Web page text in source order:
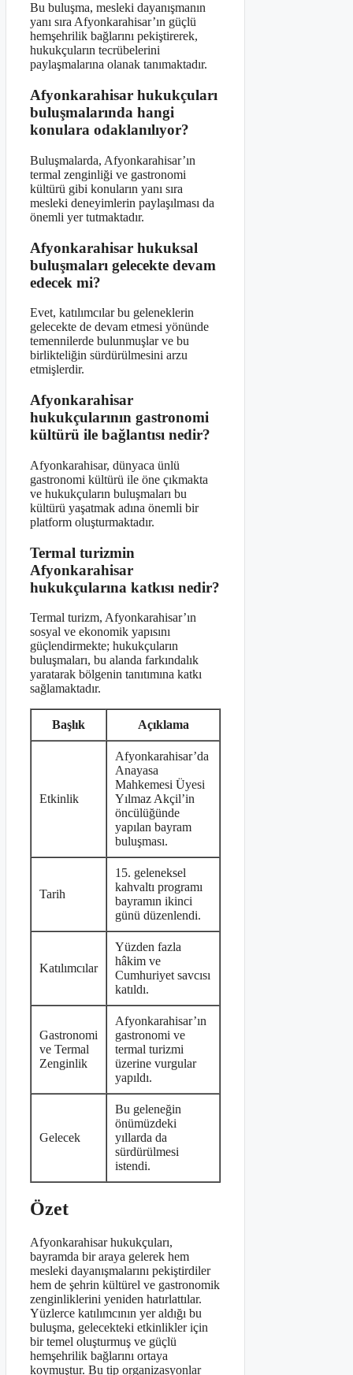
Bu buluşma, mesleki dayanışmanın
yanı sıra Afyonkarahisar’ın güçlü
hemşehrilik bağlarını pekiştirerek,
hukukçuların tecrübelerini
paylaşmalarına olanak tanımaktadır.
Afyonkarahisar hukukçuları
buluşmalarında hangi
konulara odaklanılıyor?
Buluşmalarda, Afyonkarahisar’ın
termal zenginliği ve gastronomi
kültürü gibi konuların yanı sıra
mesleki deneyimlerin paylaşılması da
önemli yer tutmaktadır.
Afyonkarahisar hukuksal
buluşmaları gelecekte devam
edecek mi?
Evet, katılımcılar bu geleneklerin
gelecekte de devam etmesi yönünde
temennilerde bulunmuşlar ve bu
birlikteliğin sürdürülmesini arzu
etmişlerdir.
Afyonkarahisar
hukukçularının gastronomi
kültürü ile bağlantısı nedir?
Afyonkarahisar, dünyaca ünlü
gastronomi kültürü ile öne çıkmakta
ve hukukçuların buluşmaları bu
kültürü yaşatmak adına önemli bir
platform oluşturmaktadır.
Termal turizmin
Afyonkarahisar
hukukçularına katkısı nedir?
Termal turizm, Afyonkarahisar’ın
sosyal ve ekonomik yapısını
güçlendirmekte; hukukçuların
buluşmaları, bu alanda farkındalık
yaratarak bölgenin tanıtımına katkı
sağlamaktadır.
Başlık Açıklama
Etkinlik
Afyonkarahisar’da
Anayasa
Mahkemesi Üyesi
Yılmaz Akçil’in
öncülüğünde
yapılan bayram
buluşması.
Tarih
15. geleneksel
kahvaltı programı
bayramın ikinci
günü düzenlendi.
Katılımcılar
Yüzden fazla
hâkim ve
Cumhuriyet savcısı
katıldı.
Gastronomi
ve Termal
Zenginlik
Afyonkarahisar’ın
gastronomi ve
termal turizmi
üzerine vurgular
yapıldı.
Gelecek
Bu geleneğin
önümüzdeki
yıllarda da
sürdürülmesi
istendi.
Özet
Afyonkarahisar hukukçuları,
bayramda bir araya gelerek hem
mesleki dayanışmalarını pekiştirdiler
hem de şehrin kültürel ve gastronomik
zenginliklerini yeniden hatırlattılar.
Yüzlerce katılımcının yer aldığı bu
buluşma, gelecekteki etkinlikler için
bir temel oluşturmuş ve güçlü
hemşehrilik bağlarını ortaya
koymuştur. Bu tip organizasyonlar